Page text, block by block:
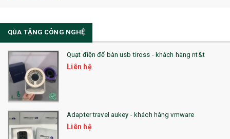
36. QUẠT NHỰA QUẢNG CÁO
QUÀ TẶNG KHUYẾN MẠI
QUÀ TẶNG SX NHANH
QUÀ TẶNG HỘI THẢO
QUÀ TẶNG CÔNG NGHỆ
QÙA TẶNG CÔNG NGHỆ
Quạt điện để bàn usb tiross - khách hàng nt&t
Liên hệ
Adapter travel aukey - khách hàng vmware
Liên hệ